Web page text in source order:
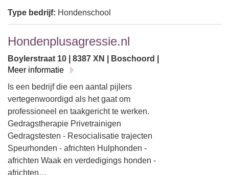
Type bedrijf: Hondenschool
Hondenplusagressie.nl
Boylerstraat 10 | 8387 XN | Boschoord |
Meer informatie
Is een bedrijf die een aantal pijlers
vertegenwoordigd als het gaat om
professioneel en taakgericht te werken.
Gedragstherapie Privetrainigen
Gedragstesten - Resocialisatie trajecten
Speurhonden - africhten Hulphonden -
africhten Waak en verdedigings honden -
africhten…